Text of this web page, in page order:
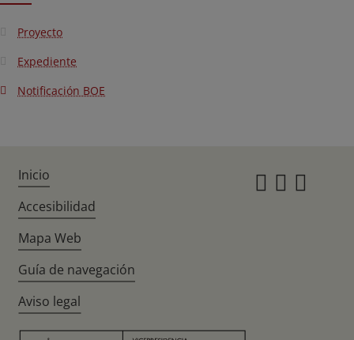
Proyecto
Expediente
Notificación BOE
Inicio
Accesibilidad
Mapa Web
Guía de navegación
Aviso legal